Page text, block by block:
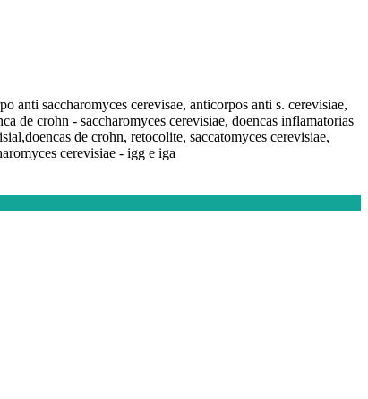
anti saccharomyces cerevisae, anticorpos anti s. cerevisiae,
de crohn - saccharomyces cerevisiae, doencas inflamatorias
de crohn, retocolite, saccatomyces cerevisiae,
cerevisiae - igg e iga